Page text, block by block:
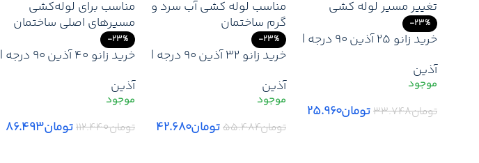
-23%
خرید زانو 25 آذین 90 درجه |
– لیست قیمت جدید آذین
نمایندگی + ارسال
آذین
تومان۳۳.۷۴۸تومان۲۵.۹۶۰
-23%
خرید زانو 32 آذین 90 درجه |
– لیست قیمت جدید آذین
نمایندگی + ارسال
آذین
تومان۵۵.۴۸۴تومان۴۲.۶۸۰
-23%
خرید زانو 40 آذین 90 درجه |
– لیست قیمت جدید
نمایندگی آذین + ارسال
آذین
تومان۱۱۲.۴۴۰تومان۸۶.۴۹۳